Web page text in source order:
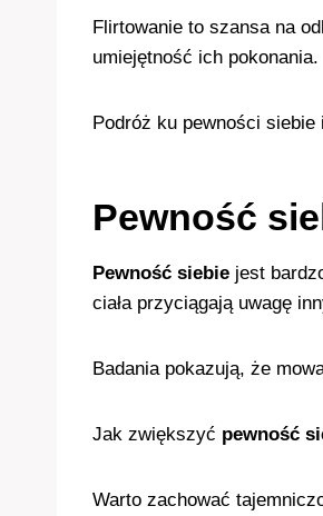
Flirtowanie to szansa na
umiejętność ich pokonania.
Podróż ku pewności
Pewność
Pewność siebie jest
ciała przyciągają uwagę
Badania pokazują, że
Jak zwiększyć pewność
Warto zachować